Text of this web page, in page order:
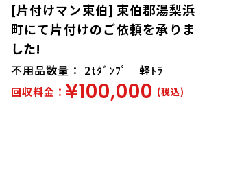
[片付けマン東伯] 東伯郡湯梨浜
町にて片付けのご依頼を承りま
した!
不用品数量： 2tﾀﾞﾝﾌﾟ 軽ﾄﾗ
回収料金： ¥100,000 (税込)